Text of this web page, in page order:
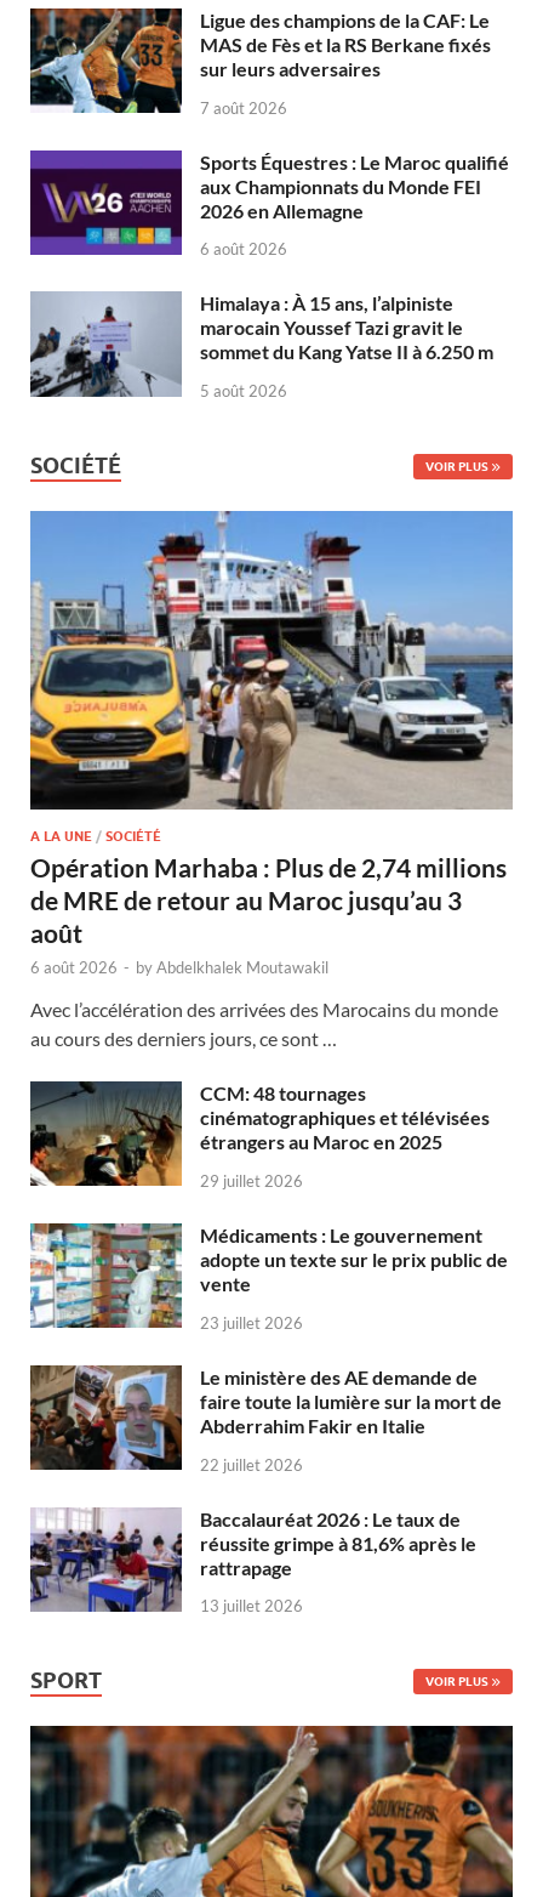
Ligue des champions de la CAF: Le
MAS de Fès et la RS Berkane fixés
sur leurs adversaires
7 août 2026
Sports Équestres : Le Maroc qualifié
aux Championnats du Monde FEI
2026 en Allemagne
6 août 2026
Himalaya : À 15 ans, l’alpiniste
marocain Youssef Tazi gravit le
sommet du Kang Yatse II à 6.250 m
5 août 2026
SOCIÉTÉ VOIR PLUS
A LA UNE / SOCIÉTÉ
Opération Marhaba : Plus de 2,74 millions
de MRE de retour au Maroc jusqu’au 3
août
6 août 2026 - byAbdelkhalek Moutawakil
Avec l’accélération des arrivées des Marocains du monde
au cours des derniers jours, ce sont …
CCM: 48 tournages
cinématographiques et télévisées
étrangers au Maroc en 2025
29 juillet 2026
Médicaments : Le gouvernement
adopte un texte sur le prix public de
vente
23 juillet 2026
Le ministère des AE demande de
faire toute la lumière sur la mort de
Abderrahim Fakir en Italie
22 juillet 2026
Baccalauréat 2026 : Le taux de
réussite grimpe à 81,6% après le
rattrapage
13 juillet 2026
SPORT VOIR PLUS